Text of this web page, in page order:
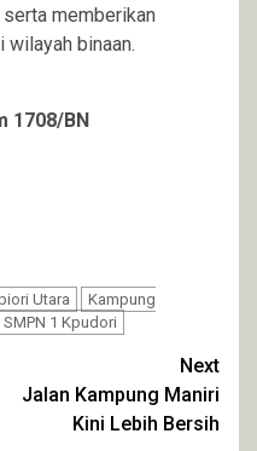
memberikan
wilayah binaan.
1708/BN
Utara
Kampung
SMPN 1 Kpudori
Next
Jalan Kampung Maniri
Kini Lebih Bersih